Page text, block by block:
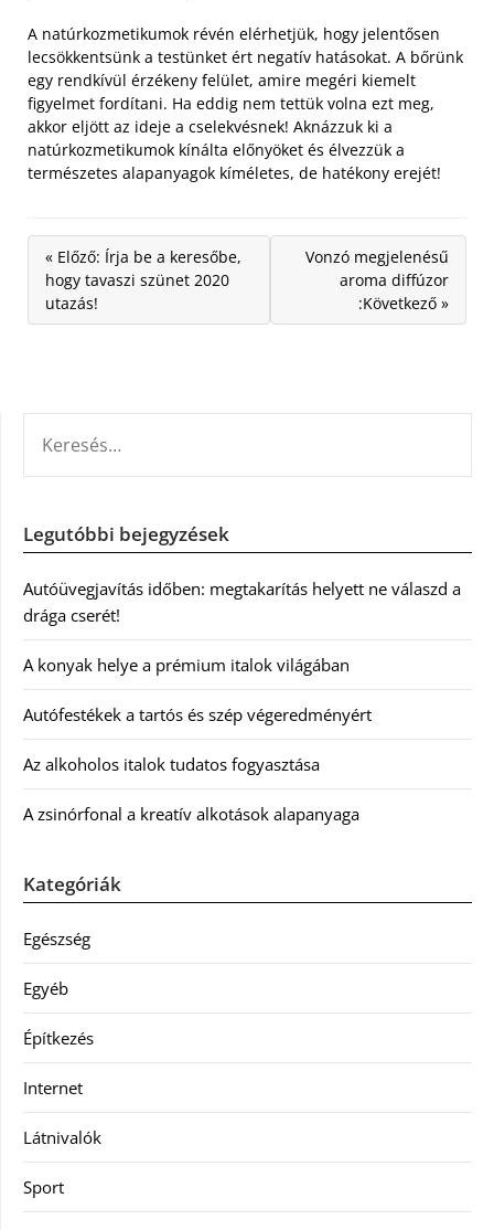
A natúrkozmetikumok révén elérhetjük, hogy jelentősen
lecsökkentsünk a testünket ért negatív hatásokat. A bőrünk
egy rendkívül érzékeny felület, amire megéri kiemelt
figyelmet fordítani. Ha eddig nem tettük volna ezt meg,
akkor eljött az ideje a cselekvésnek! Aknázzuk ki a
natúrkozmetikumok kínálta előnyöket és élvezzük a
természetes alapanyagok kíméletes, de hatékony erejét!
« Előző: Írja be a keresőbe,
hogy tavaszi szünet 2020
utazás!
Vonzó megjelenésű
aroma diffúzor
:Következő »
Legutóbbi bejegyzések
Autóüvegjavítás időben: megtakarítás helyett ne válaszd a
drága cserét!
A konyak helye a prémium italok világában
Autófestékek a tartós és szép végeredményért
Az alkoholos italok tudatos fogyasztása
A zsinórfonal a kreatív alkotások alapanyaga
Kategóriák
Egészség
Egyéb
Építkezés
Internet
Látnivalók
Sport